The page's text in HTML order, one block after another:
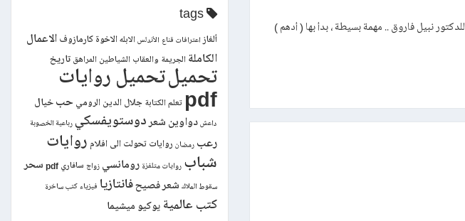
رواية المدرب – العدد مائة وسبعة وخمسون من سلسلة رجل المستحيل #157 للدكتور نبيل فاروق .. مهمة بسيطة ، بدأ بها ( أدهم )
ألغاز اعترافات قناع الأندلس الابلهالاخوة كارمازوف الاعمال
الكاملة الجريمة والعقاب الشياطين المراهق تاريخ
تحميلتحميل روايات
pdf تعلم الكتابة جلال الدين الرومي حب خيال
داعش دواوين شعردوستويفسكي رباعية الخصوبة
رعب رمضان روايات تحولت الى افلام روايات
شباب روايات متلفزة رومانسي زواج سافاري pdf سحر
سقوط الملاك شعر فصيحفانتازيا فيزياء كتب ساخرة
كتب عالمية يوكيو ميشيما